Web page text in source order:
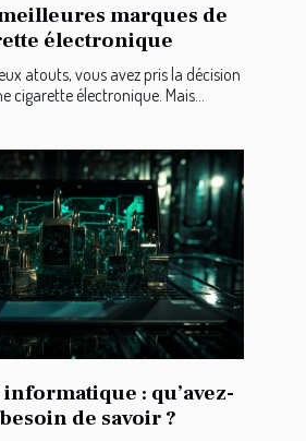
marques de
électronique
atouts, vous avez pris la décision
cigarette électronique. Mais...
: qu’avez-
de savoir ?